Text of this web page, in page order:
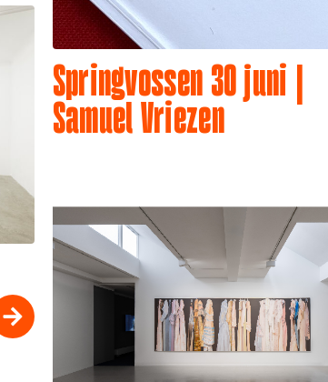
Springvossen 30 juni |
Samuel Vriezen